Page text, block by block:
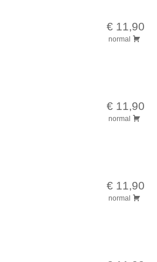
€ 11,90
normal
€ 11,90
normal
€ 11,90
normal